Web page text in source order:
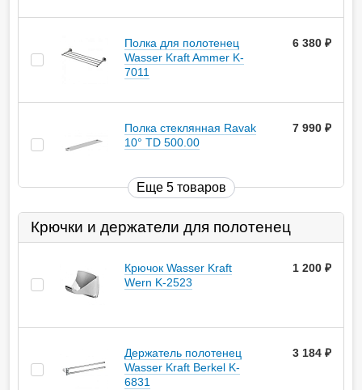
Полка для полотенец
Wasser Kraft Ammer K-
7011
6 380
Полка стеклянная Ravak
10° TD 500.00
7 990
Еще 5 товаров
Крючки и держатели для полотенец
Крючок Wasser Kraft
Wern K-2523
1 200
Держатель полотенец
Wasser Kraft Berkel K-
6831
3 184